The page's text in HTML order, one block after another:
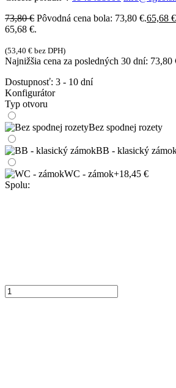
73,80€ Pôvodná cena bola: 73,80 €.65,68 €
65,68 €.
(53,40 € bez DPH)
Najnižšia cena za posledných 30 dní: 73,80
Dostupnosť: 3 - 10 dní
Konfigurátor
Typ otvoru
Bez spodnej rozety
BB - klasický
WC - zámok+18,45 €
Spolu: